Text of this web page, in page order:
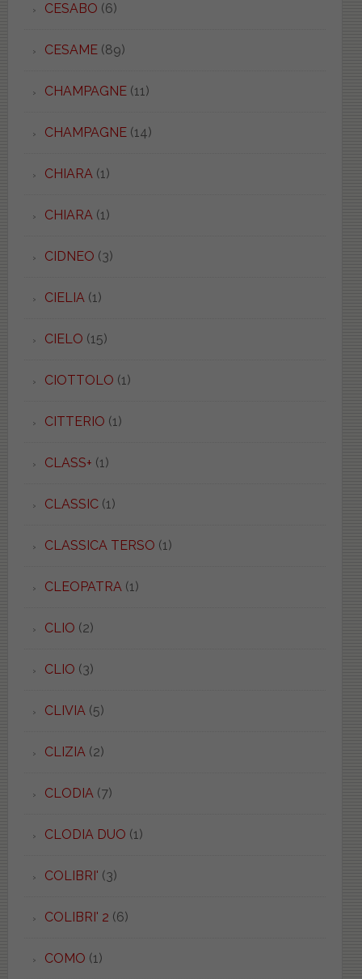
CESABO (6)
CESAME(89)
CHAMPAGNE(11)
CHAMPAGNE(14)
CHIARA(1)
CHIARA(1)
CIDNEO (3)
CIELIA(1)
CIELO (15)
CIOTTOLO (1)
CITTERIO (1)
CLASS+ (1)
CLASSIC(1)
CLASSICA TERSO (1)
CLEOPATRA(1)
CLIO (2)
CLIO (3)
CLIVIA(5)
CLIZIA(2)
CLODIA(7)
CLODIA DUO (1)
COLIBRI' (3)
COLIBRI' 2 (6)
COMO (1)